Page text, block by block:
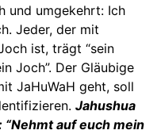
und umgekehrt: Ich
Jeder, der mit
ist, trägt “sein
Joch”. Der Gläubige
JaHuWaH geht, soll
Jahushua
auf euch mein